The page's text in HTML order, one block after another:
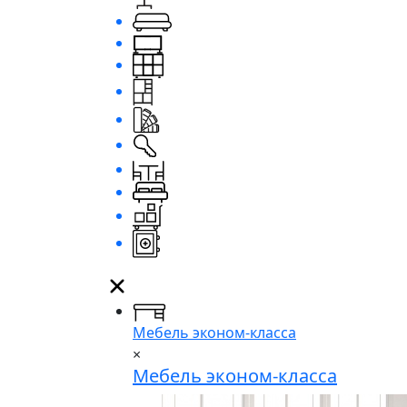
Мебель эконом-класса
×
Мебель эконом-класса